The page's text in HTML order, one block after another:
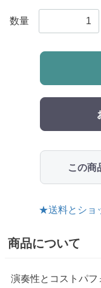
数量
この商
★送料とショ
商品について
演奏性とコストパ